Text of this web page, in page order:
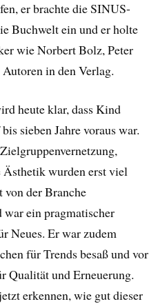
er brachte die SINUS-
Buchwelt ein und er holte
wie Norbert Bolz, Peter
in den Verlag.
heute klar, dass Kind
sieben Jahre voraus war.
wurden erst viel
der Branche
ein pragmatischer
Neues. Er war zudem
für Trends besaß und vor
Qualität und Erneuerung.
erkennen, wie gut dieser